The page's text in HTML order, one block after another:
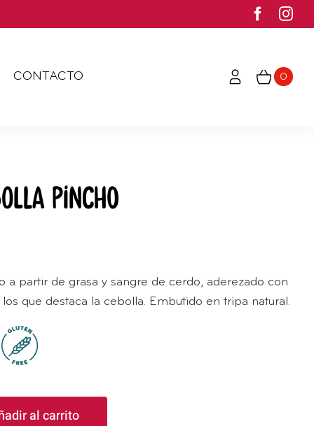
CONTACTO 0
Pincho
a partir de grasa y sangre de cerdo, aderezado con
que destaca la cebolla. Embutido en tripa natural.
al carrito